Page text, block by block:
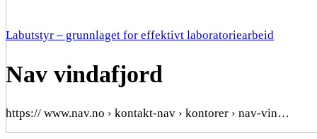
Labutstyr – grunnlaget for effektivt laboratoriearbeid
Nav vindafjord
https:// www.nav.no › kontakt-nav › kontorer › nav-vin…